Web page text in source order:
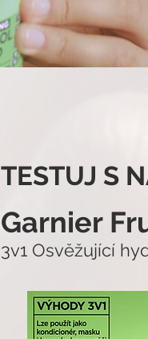
TESTUJ S
Garnier
3v1 Osvěžující